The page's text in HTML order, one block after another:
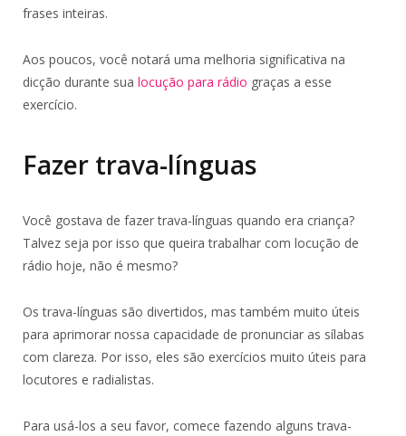
frases inteiras.
Aos poucos, você notará uma melhoria significativa na
dicção durante sua locução para rádio graças a esse
exercício.
Fazer trava-línguas
Você gostava de fazer trava-línguas quando era criança?
Talvez seja por isso que queira trabalhar com locução de
rádio hoje, não é mesmo?
Os trava-línguas são divertidos, mas também muito úteis
para aprimorar nossa capacidade de pronunciar as sílabas
com clareza. Por isso, eles são exercícios muito úteis para
locutores e radialistas.
Para usá-los a seu favor, comece fazendo alguns trava-